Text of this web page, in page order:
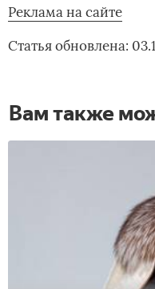
Реклама на сайте
Статья обновлена:
Вам также